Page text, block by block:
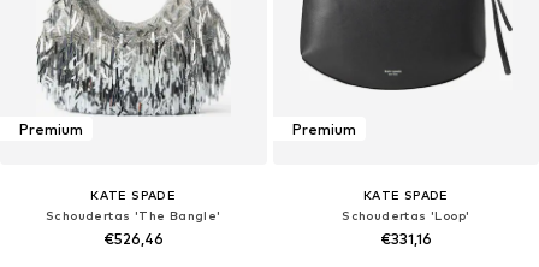
Premium
KATE SPADE
Schoudertas 'The Bangle'
€526,46
Premium
KATE SPADE
Schoudertas 'Loop'
€331,16